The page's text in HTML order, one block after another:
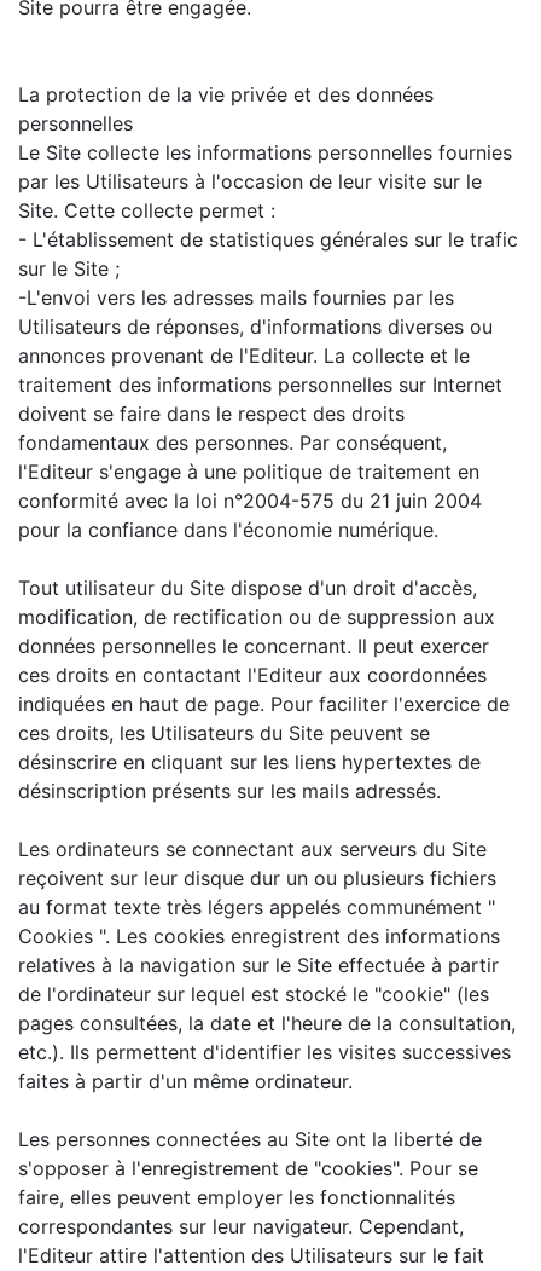
Site pourra être engagée.
La protection de la vie privée et des données
personnelles
Le Site collecte les informations personnelles fournies
par les Utilisateurs à l'occasion de leur visite sur le
Site. Cette collecte permet :
- L'établissement de statistiques générales sur le trafic
sur le Site ;
-L'envoi vers les adresses mails fournies par les
Utilisateurs de réponses, d'informations diverses ou
annonces provenant de l'Editeur. La collecte et le
traitement des informations personnelles sur Internet
doivent se faire dans le respect des droits
fondamentaux des personnes. Par conséquent,
l'Editeur s'engage à une politique de traitement en
conformité avec la loi n°2004-575 du 21 juin 2004
pour la confiance dans l'économie numérique.
Tout utilisateur du Site dispose d'un droit d'accès,
modification, de rectification ou de suppression aux
données personnelles le concernant. Il peut exercer
ces droits en contactant l'Editeur aux coordonnées
indiquées en haut de page. Pour faciliter l'exercice de
ces droits, les Utilisateurs du Site peuvent se
désinscrire en cliquant sur les liens hypertextes de
désinscription présents sur les mails adressés.
Les ordinateurs se connectant aux serveurs du Site
reçoivent sur leur disque dur un ou plusieurs fichiers
au format texte très légers appelés communément "
Cookies ". Les cookies enregistrent des informations
relatives à la navigation sur le Site effectuée à partir
de l'ordinateur sur lequel est stocké le "cookie" (les
pages consultées, la date et l'heure de la consultation,
etc.). Ils permettent d'identifier les visites successives
faites à partir d'un même ordinateur.
Les personnes connectées au Site ont la liberté de
s'opposer à l'enregistrement de "cookies". Pour se
faire, elles peuvent employer les fonctionnalités
correspondantes sur leur navigateur. Cependant,
l'Editeur attire l'attention des Utilisateurs sur le fait